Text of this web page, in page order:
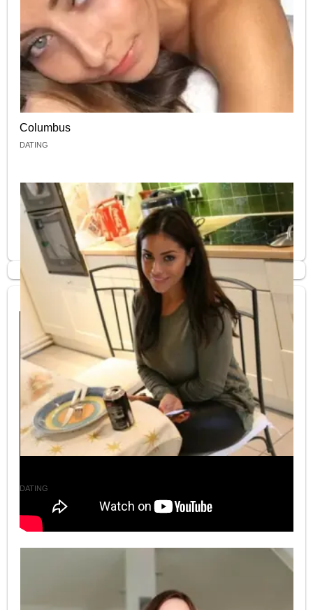
Columbus
DATING
DATING
Mira nuestros videos mas graciosos: